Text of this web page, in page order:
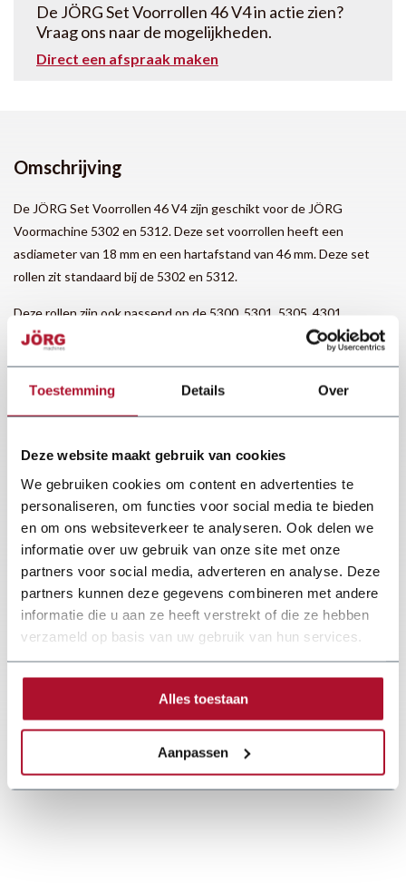
Toestemming Details Over
Deze website maakt gebruik van cookies
We gebruiken cookies om content en advertenties te
personaliseren, om functies voor social media te bieden
en om ons websiteverkeer te analyseren. Ook delen we
informatie over uw gebruik van onze site met onze
partners voor social media, adverteren en analyse. Deze
partners kunnen deze gegevens combineren met andere
informatie die u aan ze heeft verstrekt of die ze hebben
verzameld op basis van uw gebruik van hun services.
Alles toestaan
Aanpassen
De JÖRG Set Voorrollen 46 V4 in actie zien?
Vraag ons naar de mogelijkheden.
Direct een afspraak maken
Omschrijving
De JÖRG Set Voorrollen 46 V4 zijn geschikt voor de JÖRG
Voormachine 5302 en 5312. Deze set voorrollen heeft een
asdiameter van 18 mm en een hartafstand van 46 mm. Deze set
rollen zit standaard bij de 5302 en 5312.
Deze rollen zijn ook passend op de 5300, 5301, 5305, 4301